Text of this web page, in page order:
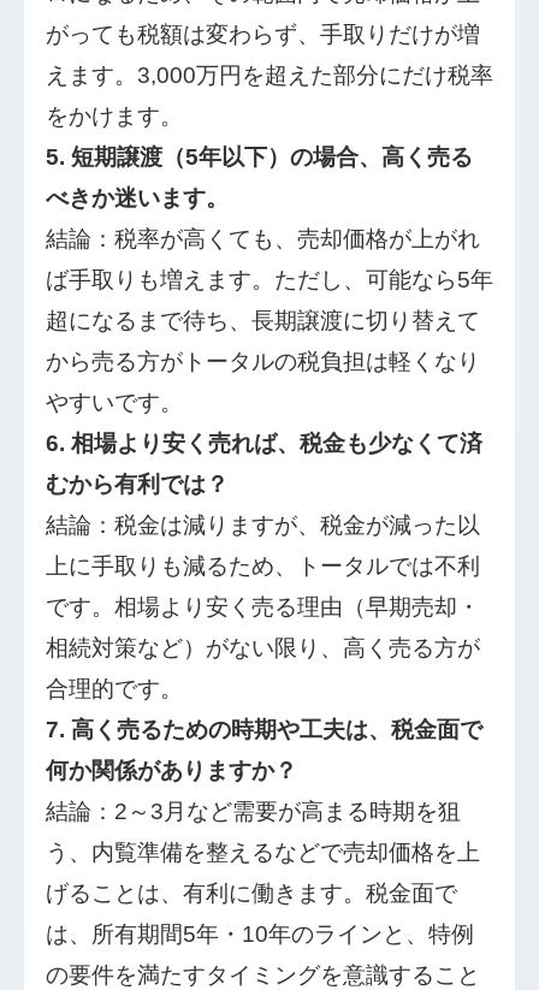
がっても税額は変わらず、手取りだけが増
えます。3,000万円を超えた部分にだけ税率
をかけます。
5. 短期譲渡（5年以下）の場合、高く売る
べきか迷います。
結論：税率が高くても、売却価格が上がれ
ば手取りも増えます。ただし、可能なら5年
超になるまで待ち、長期譲渡に切り替えて
から売る方がトータルの税負担は軽くなり
やすいです。
6. 相場より安く売れば、税金も少なくて済
むから有利では？
結論：税金は減りますが、税金が減った以
上に手取りも減るため、トータルでは不利
です。相場より安く売る理由（早期売却・
相続対策など）がない限り、高く売る方が
合理的です。
7. 高く売るための時期や工夫は、税金面で
何か関係がありますか？
結論：2～3月など需要が高まる時期を狙
う、内覧準備を整えるなどで売却価格を上
げることは、有利に働きます。税金面で
は、所有期間5年・10年のラインと、特例
の要件を満たすタイミングを意識すること